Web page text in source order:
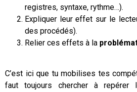
registres, syntaxe, rythme…).
Expliquer leur effet sur le
des procédés).
Relier ces effets à la
C’est ici que tu mobilises tes
faut toujours chercher à